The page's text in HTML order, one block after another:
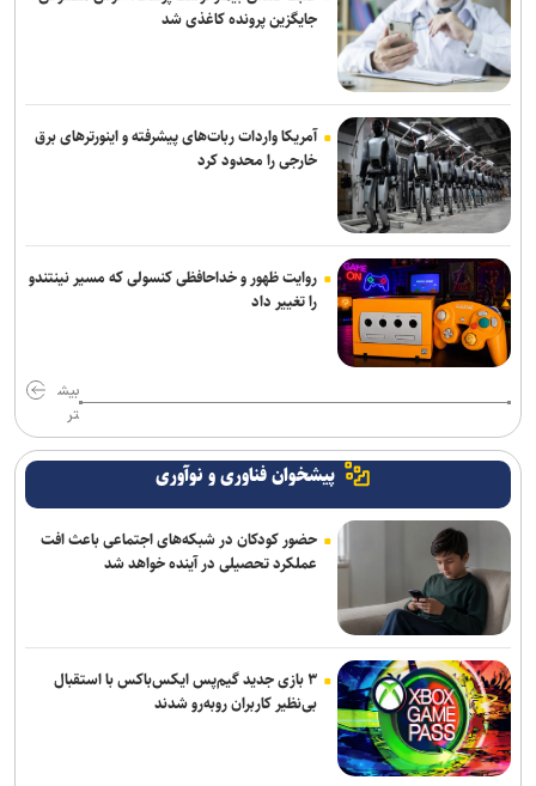
نشست وزیران خارجه مصر، ترکیه، پاکستان و عربستان با محوریت تحولات
منطقه
سازمان ملل: طرف‌ها را به مذاکره درباره تنگه هرمز تشویق می‌کنیم
فایننشال‌تایمز: توافق احتمالی آمریکا و ایران اهداف اولیه ترامپ را محقق
نمی‌کند
جایگزین پرونده کاغذی شد
آمریکا واردات ربات‌های پیشرفته و اینورترهای برق
خارجی را محدود کرد
روایت ظهور و خداحافظی کنسولی که مسیر نینتندو
را تغییر داد
بیش
تر
پیشخوان فناوری و نوآوری
حضور کودکان در شبکه‌های اجتماعی باعث افت
عملکرد تحصیلی در آینده خواهد شد
۳ بازی جدید گیم‌پس ایکس‌باکس با استقبال
بی‌نظیر کاربران روبه‌رو شدند